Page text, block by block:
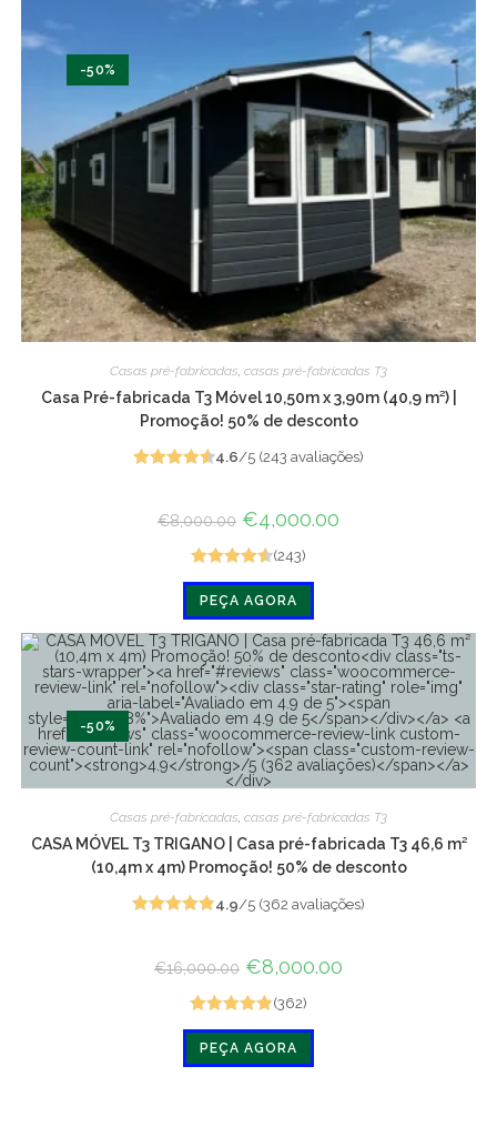
-50%
Casas pré-fabricadas casas pré-fabricadas T3
Casa Pré-fabricada T3 Móvel 10,50m x 3,90m (40,9 m²) |
Promoção! 50% de desconto
4.6/5 (243 avaliações)
€8,000.00 O
preço
original
era:
€8,000.00.
€4,000.00
Avaliado
em 4.6 de 5
(243)
PEÇA AGORA
-50%
Casas pré-fabricadas, casas pré-fabricadas T3
CASA MÓVEL T3 TRIGANO | Casa pré-fabricada T3 46,6 m²
(10,4m x 4m) Promoção! 50% de desconto
4.9/5 (362 avaliações)
€16,000.00 O
preço
original
era:
€16,000.00.
€8,000.00
Avaliado em
4.9 de 5
(362)
PEÇA AGORA